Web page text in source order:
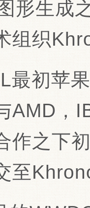
形生成
组织
最初苹
AMD，
作之下
至